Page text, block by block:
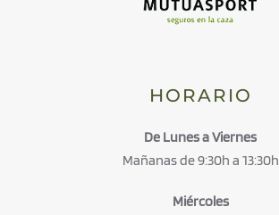
HORARIO
De Lunes a Viernes
Mañanas de 9:30h a 13:30h
Miércoles